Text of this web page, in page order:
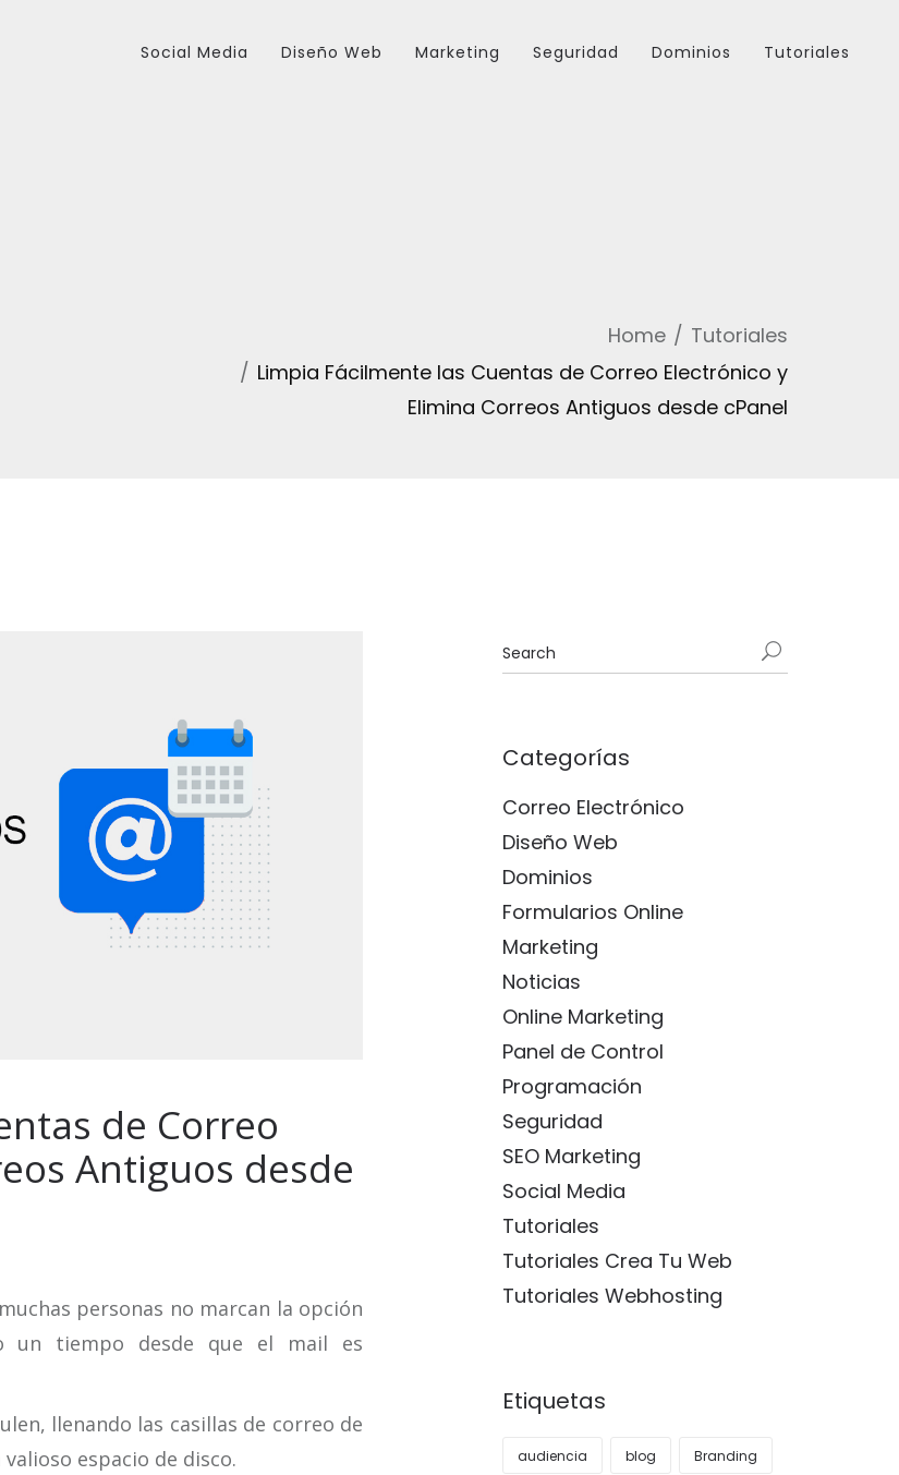
Social Media Diseño Web Marketing Seguridad Dominios Tutoriales
Home
Tutoriales
Limpia Fácilmente las Cuentas de Correo Electrónico y
Elimina Correos Antiguos desde cPanel
de Correo
Antiguos desde
personas no marcan la opción
un tiempo desde que el mail es
llenando las casillas de correo de
espacio de disco.
Categorías
Correo Electrónico
Diseño Web
Dominios
Formularios Online
Marketing
Noticias
Online Marketing
Panel de Control
Programación
Seguridad
SEO Marketing
Social Media
Tutoriales
Tutoriales Crea Tu Web
Tutoriales Webhosting
Etiquetas
audiencia blog Branding